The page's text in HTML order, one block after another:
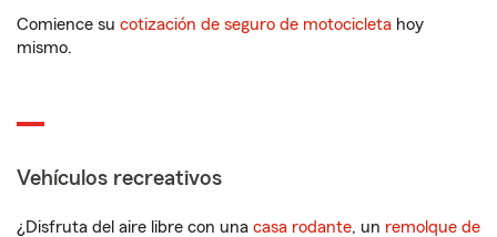
Comience su cotización de seguro de motocicleta hoy
mismo.
Vehículos recreativos
¿Disfruta del aire libre con una casa rodante, un remolque de